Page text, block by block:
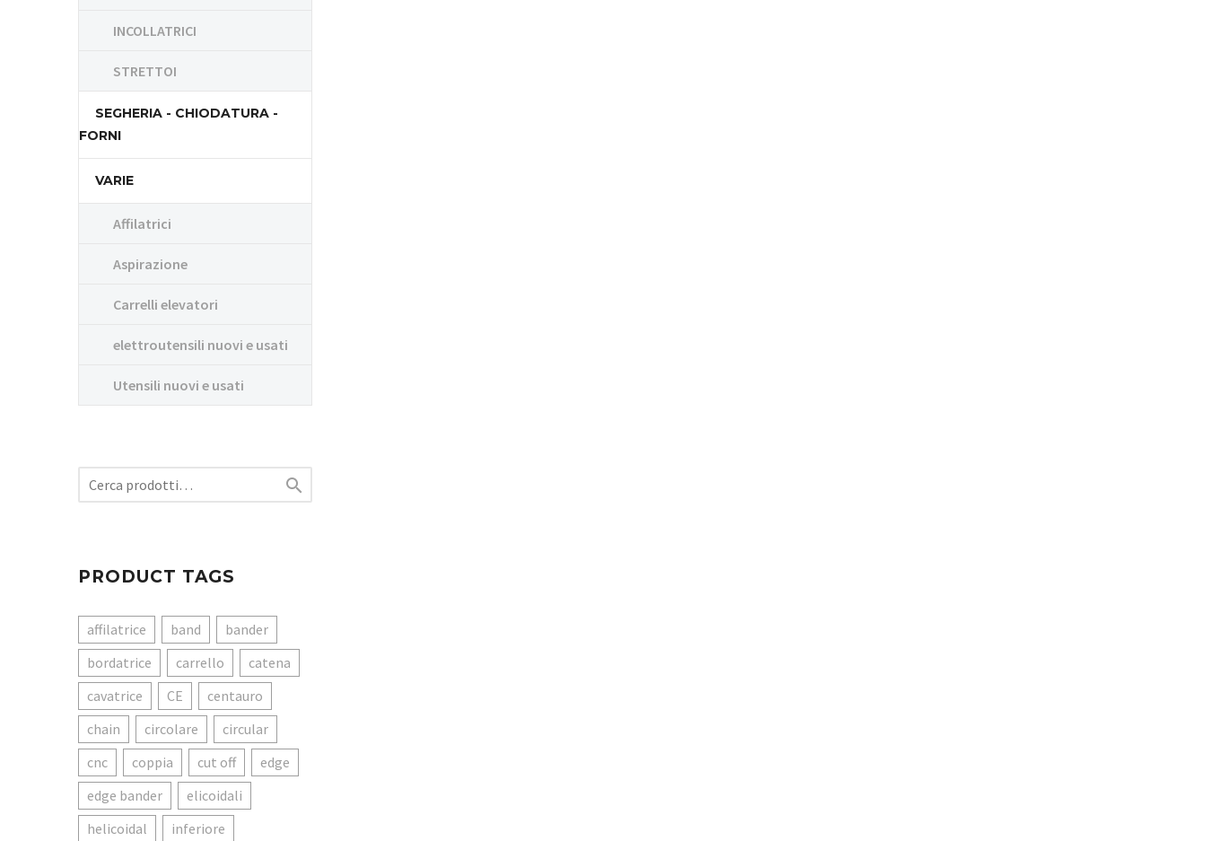
INCOLLATRICI
STRETTOI
SEGHERIA - CHIODATURA -
FORNI
VARIE
Affilatrici
Aspirazione
Carrelli elevatori
elettroutensili nuovi e usati
Utensili nuovi e usati

PRODUCT TAGS
affilatrice band
bander
bordatrice
carrello
catena
cavatrice
CE
centauro
chain
circolare
circular
cnc
coppia cut off
edge
edge bander
elicoidali
helicoidal
inferiore